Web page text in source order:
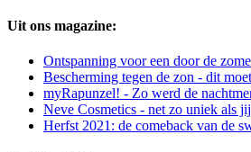
Uit ons magazine:
Ontspanning voor een door de
Bescherming tegen de zon - dit
myRapunzel! - Zo werd de
Neve Cosmetics - net zo uniek als
Herfst 2021: de comeback van de